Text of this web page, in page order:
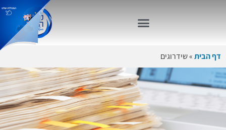
דף הבית»שידרוגים